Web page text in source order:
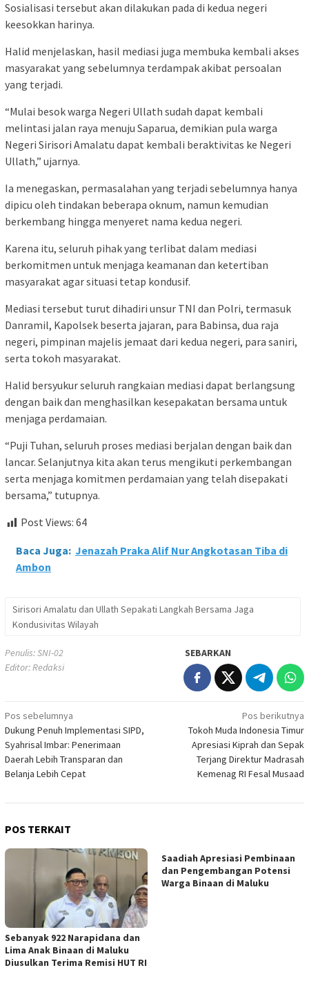
Sosialisasi tersebut akan dilakukan pada di kedua negeri
keesokkan harinya.
Halid menjelaskan, hasil mediasi juga membuka kembali akses
masyarakat yang sebelumnya terdampak akibat persoalan
yang terjadi.
“Mulai besok warga Negeri Ullath sudah dapat kembali
melintasi jalan raya menuju Saparua, demikian pula warga
Negeri Sirisori Amalatu dapat kembali beraktivitas ke Negeri
Ullath,” ujarnya.
Ia menegaskan, permasalahan yang terjadi sebelumnya hanya
dipicu oleh tindakan beberapa oknum, namun kemudian
berkembang hingga menyeret nama kedua negeri.
Karena itu, seluruh pihak yang terlibat dalam mediasi
berkomitmen untuk menjaga keamanan dan ketertiban
masyarakat agar situasi tetap kondusif.
Mediasi tersebut turut dihadiri unsur TNI dan Polri, termasuk
Danramil, Kapolsek beserta jajaran, para Babinsa, dua raja
negeri, pimpinan majelis jemaat dari kedua negeri, para saniri,
serta tokoh masyarakat.
Halid bersyukur seluruh rangkaian mediasi dapat berlangsung
dengan baik dan menghasilkan kesepakatan bersama untuk
menjaga perdamaian.
“Puji Tuhan, seluruh proses mediasi berjalan dengan baik dan
lancar. Selanjutnya kita akan terus mengikuti perkembangan
serta menjaga komitmen perdamaian yang telah disepakati
bersama,” tutupnya.
Post Views: 64
Baca Juga: Jenazah Praka Alif Nur Angkotasan Tiba di
Ambon
Sirisori Amalatu dan Ullath Sepakati Langkah Bersama Jaga
Kondusivitas Wilayah
Penulis: SNI-02
Editor: Redaksi
SEBARKAN
Navigasi
pos
Pos sebelumnya
Dukung Penuh Implementasi SIPD,
Syahrisal Imbar: Penerimaan
Daerah Lebih Transparan dan
Belanja Lebih Cepat
Pos berikutnya
Tokoh Muda Indonesia Timur
Apresiasi Kiprah dan Sepak
Terjang Direktur Madrasah
Kemenag RI Fesal Musaad
POS TERKAIT
Sebanyak 922 Narapidana dan
Lima Anak Binaan di Maluku
Diusulkan Terima Remisi HUT RI
Saadiah Apresiasi Pembinaan
dan Pengembangan Potensi
Warga Binaan di Maluku